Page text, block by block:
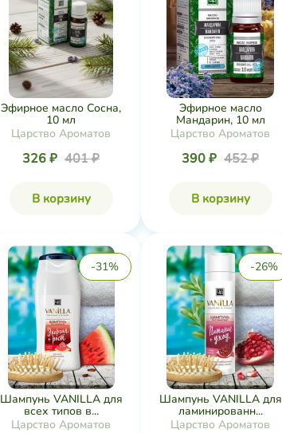
Эфирное масло Сосна,
10 мл
Царство Ароматов
326 ₽ 401 ₽
В корзину
Эфирное масло
Мандарин, 10 мл
Царство Ароматов
390 ₽ 452 ₽
В корзину
-31%
Шампунь VANILLA для
всех типов в...
Царство Ароматов
-26%
Шампунь VANILLA для
ламинированн...
Царство Ароматов